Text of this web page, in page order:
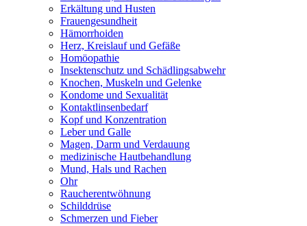
Erkältung und Husten
Frauengesundheit
Hämorrhoiden
Herz, Kreislauf und Gefäße
Homöopathie
Insektenschutz und Schädlingsabwehr
Knochen, Muskeln und Gelenke
Kondome und Sexualität
Kontaktlinsenbedarf
Kopf und Konzentration
Leber und Galle
Magen, Darm und Verdauung
medizinische Hautbehandlung
Mund, Hals und Rachen
Ohr
Raucherentwöhnung
Schilddrüse
Schmerzen und Fieber